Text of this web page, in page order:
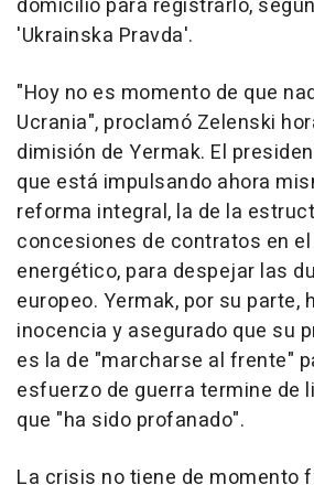
domicilio para registrarlo,
'Ukrainska Pravda'.
"Hoy no es momento de que
Ucrania", proclamó Zelenski
dimisión de Yermak. El
que está impulsando ahora
reforma integral, la de la
concesiones de contratos en
energético, para despejar las
europeo. Yermak, por su parte,
inocencia y asegurado que su
es la de "marcharse al frente"
esfuerzo de guerra termine de
que "ha sido profanado".
La crisis no tiene de momento